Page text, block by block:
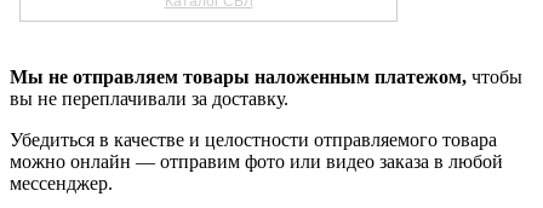
Мы не отправляем товары наложенным платежом, чтобы
вы не переплачивали за доставку.
Убедиться в качестве и целостности отправляемого товара
можно онлайн — отправим фото или видео заказа в любой
мессенджер.